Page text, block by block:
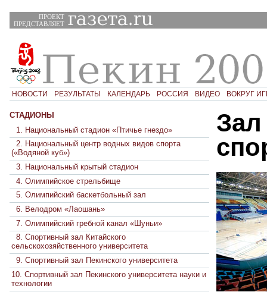
ПРОЕКТ
ПРЕДСТАВЛЯЕТ
НОВОСТИ РЕЗУЛЬТАТЫ КАЛЕНДАРЬ РОССИЯ ВИДЕО ВОКРУГ
СТАДИОНЫ
1. Национальный стадион «Птичье гнездо»
2. Национальный центр водных видов спорта
(«Водяной куб»)
3. Национальный крытый стадион
4. Олимпийское стрельбище
5. Олимпийский баскетбольный зал
6. Велодром «Лаошань»
7. Олимпийский гребной канал «Шуньи»
8. Спортивный зал Китайского
сельскохозяйственного университета
9. Спортивный зал Пекинского университета
10. Спортивный зал Пекинского университета науки и
технологии